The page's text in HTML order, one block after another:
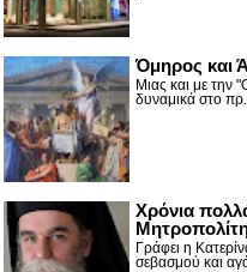
Όμηρος και
Μιας και με την
δυναμικά στο πρ...
Χρόνια
Γράφει η
σεβασμού και